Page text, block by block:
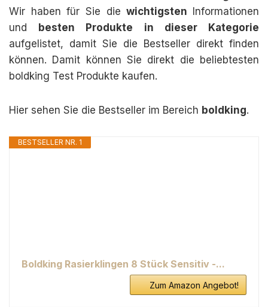
Wir haben für Sie diewichtigsten
Informationen
und
besten Produkte in dieser Kategorie
aufgelistet, damit Sie die Bestseller direkt finden
können. Damit können Sie direkt die beliebtesten
boldking Test Produkte kaufen.
Hier sehen Sie die Bestseller im Bereich boldking.
BESTSELLER NR. 1
Boldking Rasierklingen 8 Stück Sensitiv -...
Zum Amazon Angebot!